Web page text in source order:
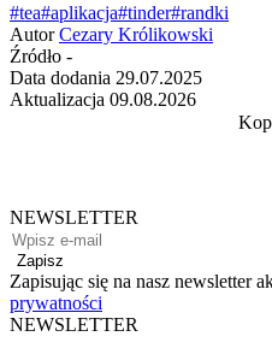
#tea#aplikacja#tinder#randki
Autor Cezary Królikowski
Źródło -
Data dodania 29.07.2025
Aktualizacja 09.08.2026
NEWSLETTER
Zapisz
Zapisując się na nasz newsletter
prywatności
NEWSLETTER